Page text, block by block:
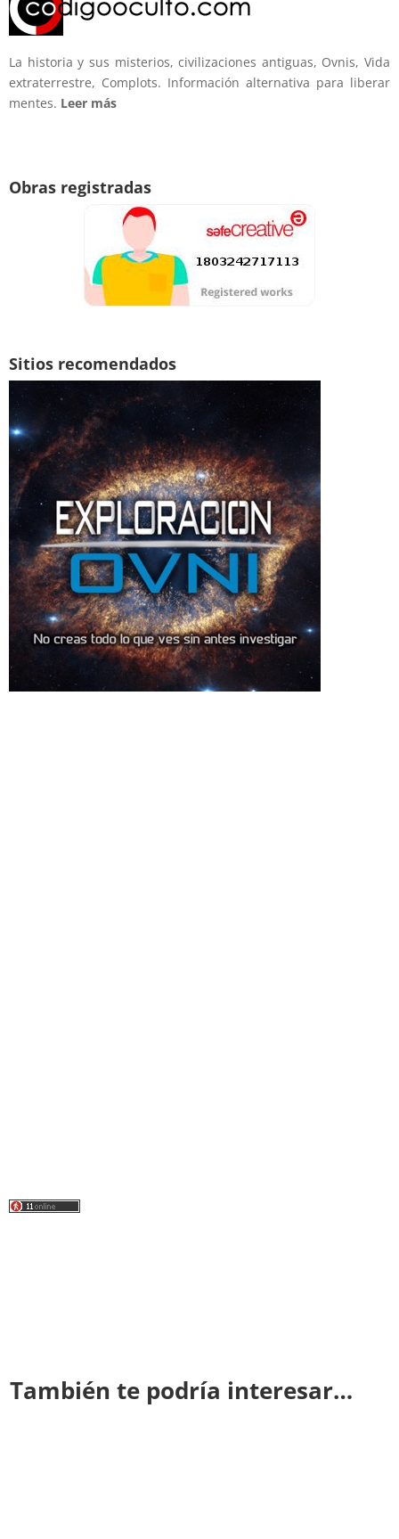
La historia y sus misterios, civilizaciones antiguas, Ovnis, Vida
extraterrestre, Complots. Información alternativa para liberar
mentes. Leer más
Obras registradas
Sitios recomendados
También te podría interesar…